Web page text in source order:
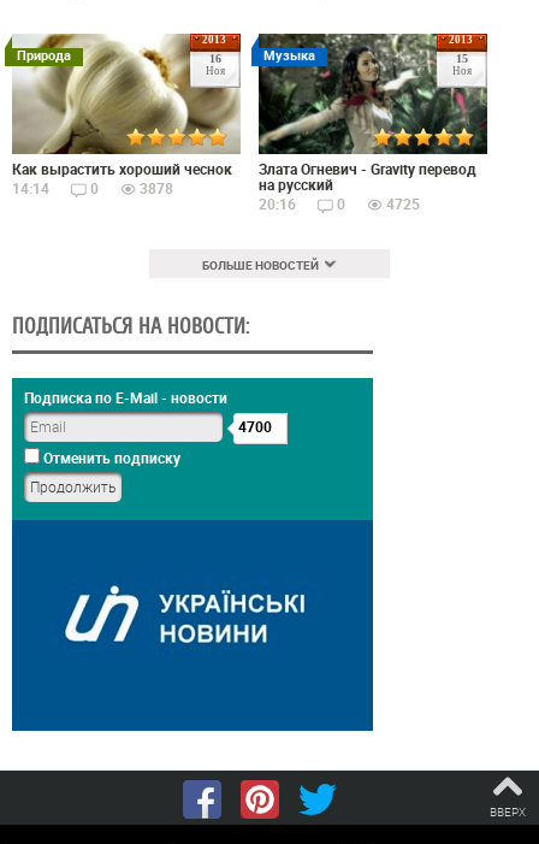
2013
16
Ноя
Природа
Как вырастить хороший чеснок
14:14
0 3878
2013
15
Ноя
Музыка
Злата Огневич - Gravity перевод
на русский
20:16
0 4725
БОЛЬШЕ НОВОСТЕЙ
ПОДПИСАТЬСЯ НА НОВОСТИ:
Подписка по E-Mail - новости
4700
Отменить подписку
ВВЕРХ